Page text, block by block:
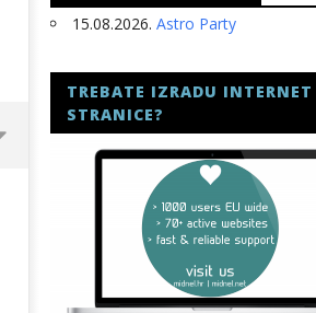
15.08.2026. Astro Party
TREBATE IZRADU INTERNET
STRANICE?